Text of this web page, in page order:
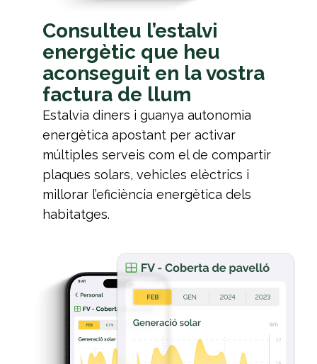
Consulteu l’estalvi
energètic que heu
aconseguit en la vostra
factura de llum
Estalvia diners i guanya autonomia
energètica apostant per activar
múltiples serveis com el de compartir
plaques solars, vehicles elèctrics i
millorar l’eficiència energètica dels
habitatges.